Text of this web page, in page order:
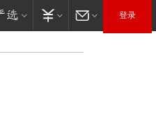
登录